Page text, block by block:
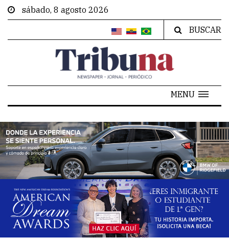
sábado, 8 agosto 2026
BUSCAR
MENU